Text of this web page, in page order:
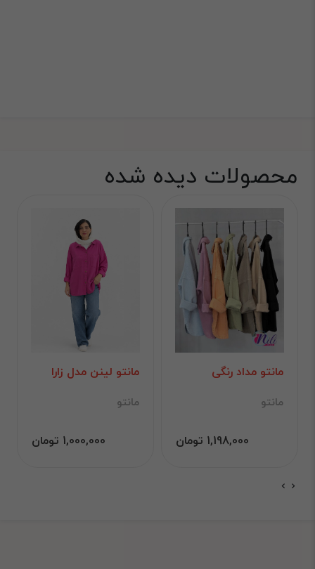
محصولات دیده شده
مانتو مداد رنگی
مانتو
1,198,000 تومان
مانتو لینن مدل زارا
مانتو
1,000,000 تومان